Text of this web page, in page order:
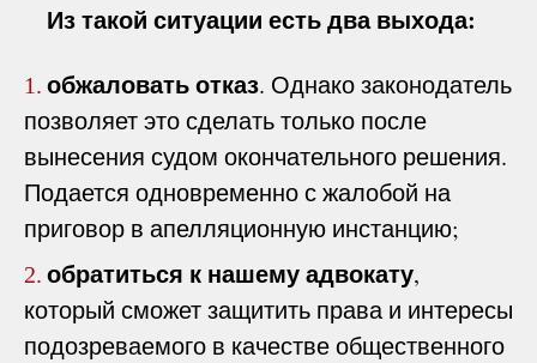
Из такой ситуации есть два выхода:
1. обжаловать отказ. Однако законодатель
позволяет это сделать только после
вынесения судом окончательного решения.
Подается одновременно с жалобой на
приговор в апелляционную инстанцию;
2. обратиться к нашему адвокату,
который сможет защитить права и интересы
подозреваемого в качестве общественного